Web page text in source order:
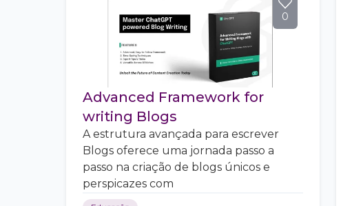
0
Advanced Framework for
writing Blogs
A estrutura avançada para escrever
Blogs oferece uma jornada passo a
passo na criação de blogs únicos e
perspicazes com